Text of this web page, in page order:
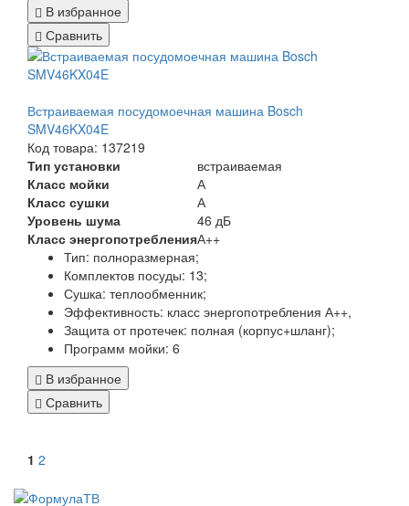
В избранное
Сравнить
Встраиваемая посудомоечная машина Bosch
SMV46KX04E
Код товара: 137219
Тип установки
встраиваемая
Класс мойки
А
Класс сушки
А
Уровень шума
46 дБ
Класс энергопотребленияА++
Тип: полноразмерная;
Комплектов посуды: 13;
Сушка: теплообменник;
Эффективность: класс энергопотребления А++,
Защита от протечек: полная (корпус+шланг);
Программ мойки: 6
В избранное
Сравнить
1 2